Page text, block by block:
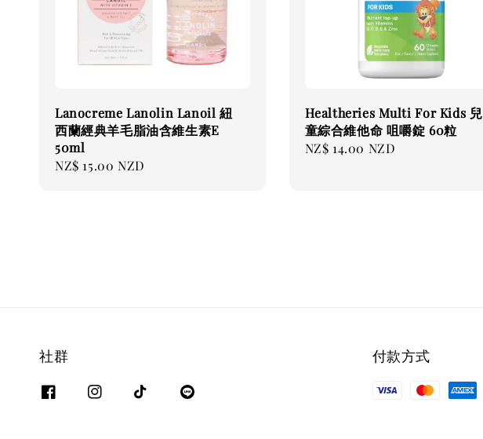
Lanocreme Lanolin Lanoil 紐
西蘭經典羊毛脂油含維生素E
50ml
Regular
NZ$ 15.00 NZD
Healtheries Multi For Kids 兒
童綜合維他命 咀嚼錠 60粒
Regular
NZ$ 14.00 NZD
社群 付款方式